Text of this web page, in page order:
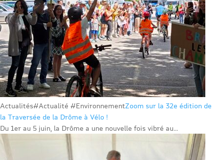
Actualités#Actualité #EnvironnementZoom sur la 32e édition de
la Traversée de la Drôme à Vélo !
Du 1er au 5 juin, la Drôme a une nouvelle fois vibré au...